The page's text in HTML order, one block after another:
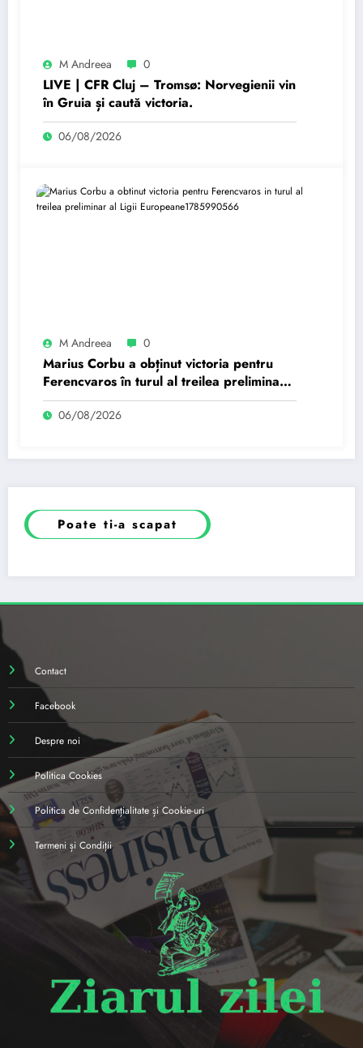
M Andreea 0
LIVE | CFR Cluj – Tromsø: Norvegienii vin
în Gruia și caută victoria.
06/08/2026
M Andreea 0
Marius Corbu a obținut victoria pentru
Ferencvaros în turul al treilea preliminar
al Ligii Europene.
06/08/2026
Poate ti-a scapat
Contact
Facebook
Despre noi
Politica Cookies
Politica de Confidențialitate și Cookie-uri
Termeni și Condiții